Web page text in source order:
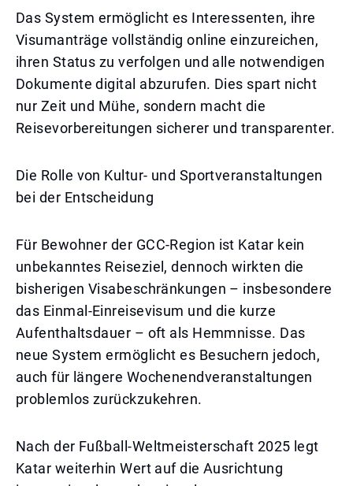
Das System ermöglicht es Interessenten, ihre
Visumanträge vollständig online einzureichen,
ihren Status zu verfolgen und alle notwendigen
Dokumente digital abzurufen. Dies spart nicht
nur Zeit und Mühe, sondern macht die
Reisevorbereitungen sicherer und transparenter.
Die Rolle von Kultur- und Sportveranstaltungen
bei der Entscheidung
Für Bewohner der GCC-Region ist Katar kein
unbekanntes Reiseziel, dennoch wirkten die
bisherigen Visabeschränkungen – insbesondere
das Einmal-Einreisevisum und die kurze
Aufenthaltsdauer – oft als Hemmnisse. Das
neue System ermöglicht es Besuchern jedoch,
auch für längere Wochenendveranstaltungen
problemlos zurückzukehren.
Nach der Fußball-Weltmeisterschaft 2025 legt
Katar weiterhin Wert auf die Ausrichtung